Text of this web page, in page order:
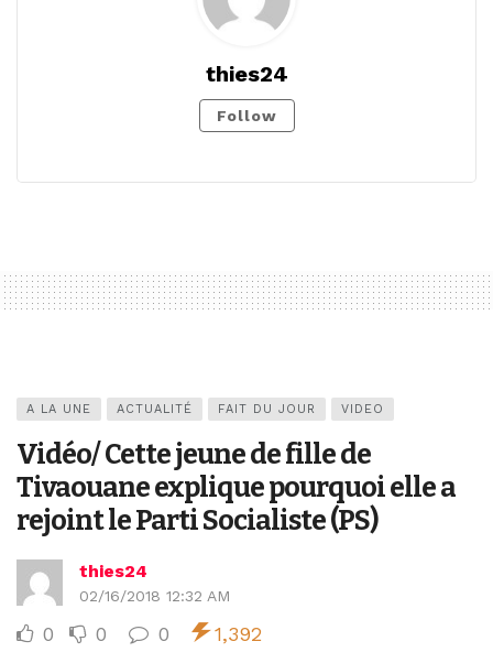
thies24
Follow
A LA UNE ACTUALITÉ FAIT DU JOUR VIDEO
Vidéo/ Cette jeune de fille de
Tivaouane explique pourquoi elle a
rejoint le Parti Socialiste (PS)
thies24
02/16/2018 12:32 AM
0 0 0 1,392